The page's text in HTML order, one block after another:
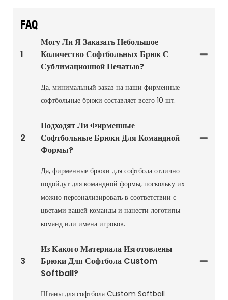
FAQ
1
Могу Ли Я Заказать Небольшое
Количество Софтбольных Брюк С
Сублимационной Печатью?
Да, минимальный заказ на наши фирменные
софтбольные брюки составляет всего 10 шт.
2
Подходят Ли Фирменные
Софтбольные Брюки Для Командной
Формы?
Да, фирменные брюки для софтбола отлично
подойдут для командной формы, поскольку их
можно персонализировать в соответствии с
цветами вашей команды и нанести логотипы
команд или имена игроков.
3
Из Какого Материала Изготовлены
Брюки Для Софтбола Custom
Softball?
Штаны для софтбола Custom Softball